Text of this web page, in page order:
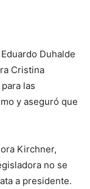
Duhalde
Cristina
las
y aseguró que
Kirchner,
no se
a presidente.